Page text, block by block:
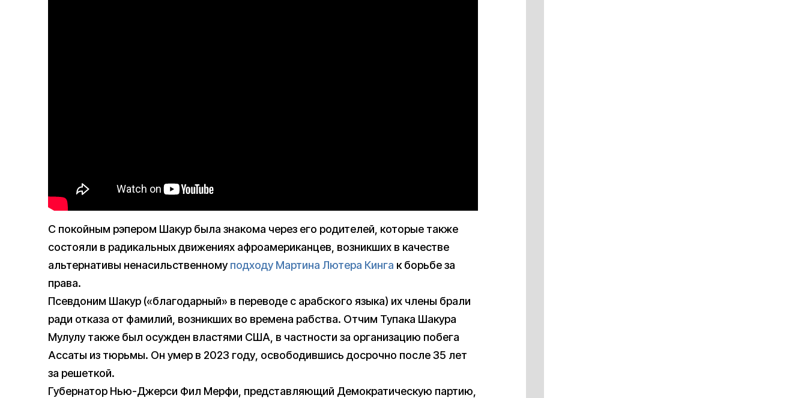
С покойным рэпером Шакур была знакома через его родителей, которые также
состояли в радикальных движениях афроамериканцев, возникших в качестве
альтернативы ненасильственномуподходу Мартина Лютера Кинга к борьбе за
права.
Псевдоним Шакур («благодарный» в переводе с арабского языка) их члены брали
ради отказа от фамилий, возникших во времена рабства. Отчим Тупака Шакура
Мулулу также был осужден властями США, в частности за организацию побега
Ассаты из тюрьмы. Он умер в 2023 году, освободившись досрочно после 35 лет
за решеткой.
Губернатор Нью-Джерси Фил Мерфи, представляющий Демократическую партию,